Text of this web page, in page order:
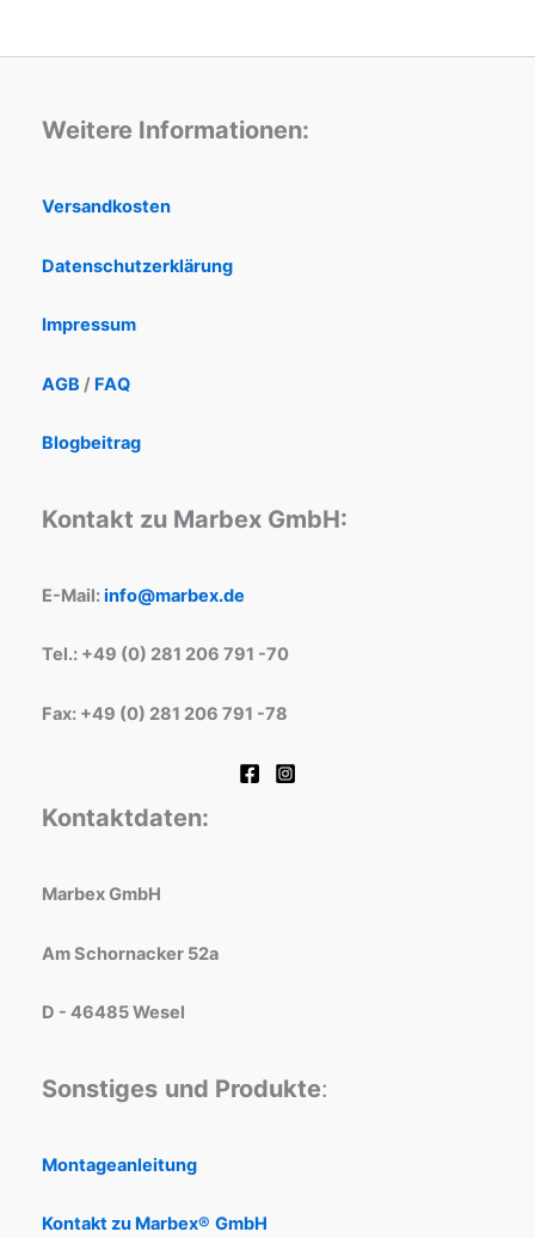
Weitere Informationen:
Versandkosten
Datenschutzerklärung
Impressum
AGB / FAQ
Blogbeitrag
Kontakt zu Marbex GmbH:
E-Mail:info@marbex.de
Tel.: +49 (0) 281 206 791 -70
Fax: +49 (0) 281 206 791 -78
Kontaktdaten:
Marbex GmbH
Am Schornacker 52a
D - 46485 Wesel
Sonstiges und Produkte:
Montageanleitung
Kontakt zu Marbex® GmbH